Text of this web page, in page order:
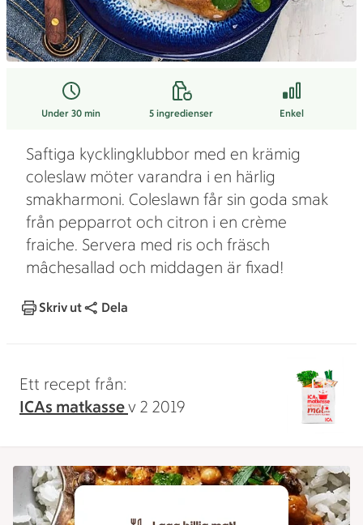
Under 30 min 5ingredienser Enkel
Saftiga kycklingklubbor med en krämig
coleslaw möter varandra i en härlig
smakharmoni. Coleslawn får sin goda smak
från pepparrot och citron i en crème
fraiche. Servera med ris och fräsch
mâchesallad och middagen är fixad!
Skriv ut Dela
Ett recept från:
ICAs matkassev 2 2019